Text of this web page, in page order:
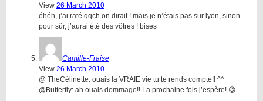
View 26 March 2010
éhéh, j’ai raté qqch on dirait ! mais je n’étais pas sur lyon, sinon
pour sûr, j’aurai été des vôtres ! bises
Camille-Fraise
View 26 March 2010
@ TheCélinette: ouais la VRAIE vie tu te rends compte!! ^^
@Butterfly: ah ouais dommage!! La prochaine fois j’espère! 😉